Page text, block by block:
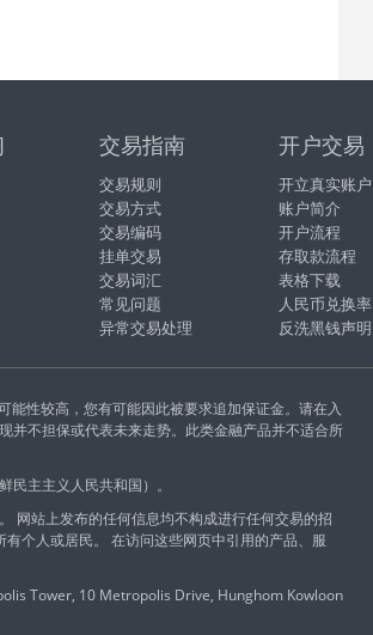
交易指南
交易规则
交易方式
交易编码
挂单交易
交易词汇
常见问题
异常交易处理
开户交易
开立真实账户
账户简介
开户流程
存取款流程
表格下载
人民币兑换率
反洗黑钱声明
能性较高，您有可能因此被要求追加保证金。请在入
并不担保或代表未来走势。此类金融产品并不适合所
主主义人民共和国）。
网站上发布的任何信息均不构成进行任何交易的招
个人或居民。 在访问这些网页中引用的产品、服
Tower, 10 Metropolis Drive, Hunghom Kowloon